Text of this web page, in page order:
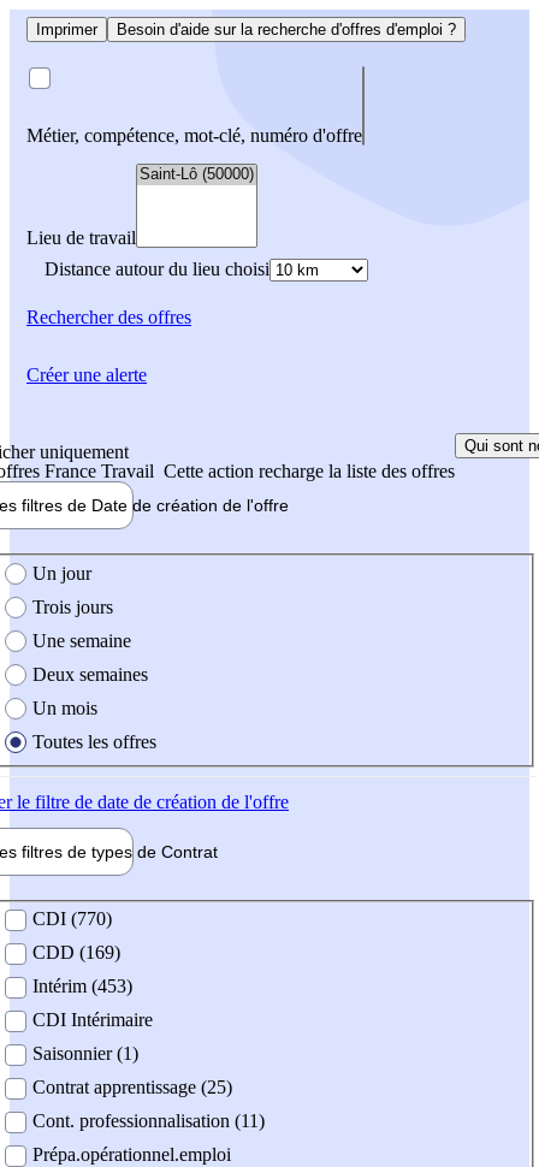
Imprimer Besoin d'aide sur la recherche d'offres d'emploi ?
Métier, compétence, mot-clé, numéro d'offre
Lieu de travail
Distance autour du lieu choisi
Rechercherdes offres
uniquement
France Travail Cette action recharge la liste des offres
Qui sont
filtres de Date de création de l'offre
création de l'offre
Un jour
Trois jours
Une semaine
Deux semaines
Un mois
Toutes les offres
le filtre de date de création de l'offre
filtres de types de Contrat
contrat
CDI (770)
CDD (169)
Intérim (453)
CDI Intérimaire
Saisonnier (1)
Contrat apprentissage (25)
Cont. professionnalisation (11)
Prépa.opérationnel.emploi
Créer une alerte